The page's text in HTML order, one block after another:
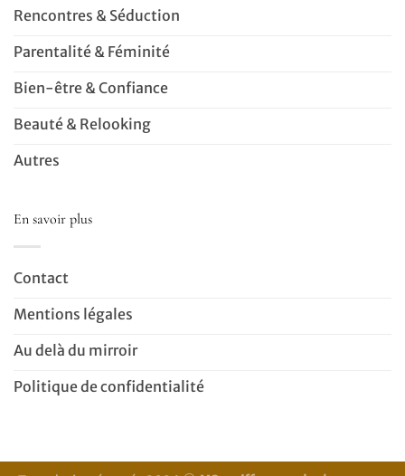
Rencontres & Séduction
Parentalité & Féminité
Bien-être & Confiance
Beauté & Relooking
Autres
En savoir plus
Contact
Mentions légales
Au delà du mirroir
Politique de confidentialité